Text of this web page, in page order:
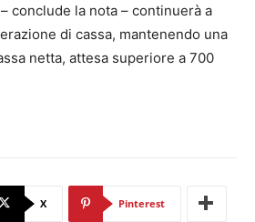
conclude la nota – continuerà a
di cassa, mantenendo una
netta, attesa superiore a 700
X Pinterest